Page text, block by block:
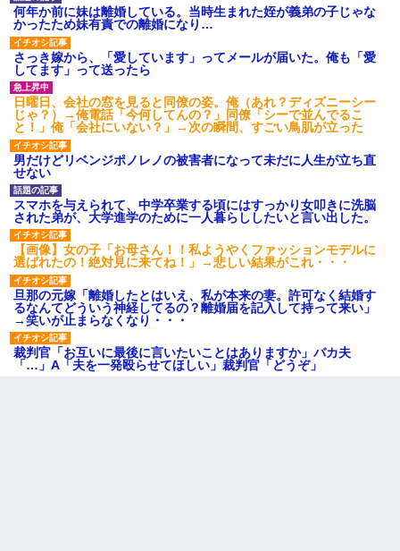
何年か前に妹は離婚している。当時生まれた姪が義弟の子じゃな
かったため妹有責での離婚になり…
さっき嫁から、「愛しています」ってメールが届いた。俺も「愛
してます」って送ったら
日曜日、会社の窓を見ると同僚の姿。俺（あれ？ディズニーシー
じゃ？）→俺電話「今何してんの？」同僚「シーで並んでるこ
と！」俺「会社にいない？」→次の瞬間、すごい鳥肌が立った
男だけどリベンジポノレノの被害者になって未だに人生が立ち直
せない
スマホを与えられて、中学卒業する頃にはすっかり女叩きに洗脳
された弟が、大学進学のために一人暮らししたいと言い出した。
【画像】女の子「お母さん！！私ようやくファッションモデルに
選ばれたの！絶対見に来てね！」→悲しい結果がこれ・・・
旦那の元嫁「離婚したとはいえ、私が本来の妻。許可なく結婚す
るなんてどういう神経してるの？離婚届を記入して持って来い」
→笑いが止まらなくなり・・・
裁判官「お互いに最後に言いたいことはありますか」バカ夫
「…」A「夫を一発殴らせてほしい」裁判官「どうぞ」